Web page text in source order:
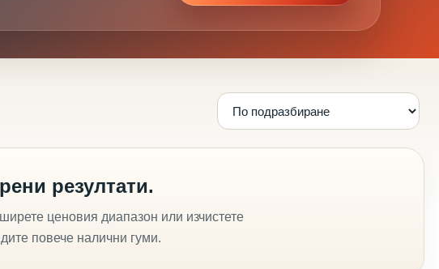
резултати.
ценовия диапазон или изчистете
повече налични гуми.